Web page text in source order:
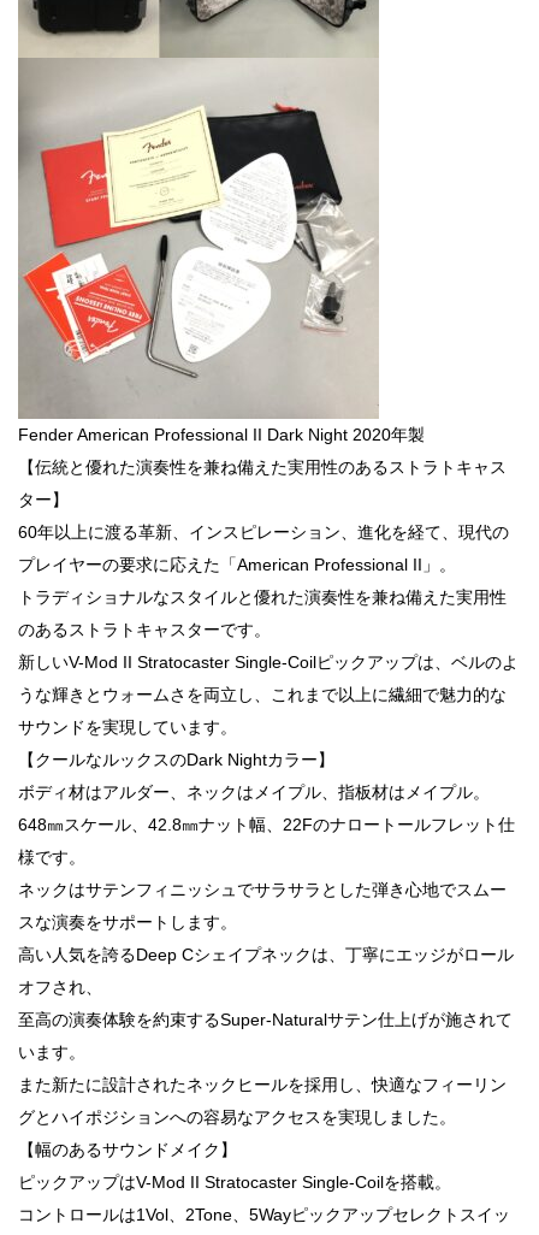
Fender American Professional II Dark Night 2020年製
【伝統と優れた演奏性を兼ね備えた実用性のあるストラトキャス
ター】
60年以上に渡る革新、インスピレーション、進化を経て、現代の
プレイヤーの要求に応えた「American Professional II」。
トラディショナルなスタイルと優れた演奏性を兼ね備えた実用性
のあるストラトキャスターです。
新しいV-Mod II Stratocaster Single-Coilピックアップは、ベルのよ
うな輝きとウォームさを両立し、これまで以上に繊細で魅力的な
サウンドを実現しています。
【クールなルックスのDark Nightカラー】
ボディ材はアルダー、ネックはメイプル、指板材はメイプル。
648㎜スケール、42.8㎜ナット幅、22Fのナロートールフレット仕
様です。
ネックはサテンフィニッシュでサラサラとした弾き心地でスムー
スな演奏をサポートします。
高い人気を誇るDeep Cシェイプネックは、丁寧にエッジがロール
オフされ、
至高の演奏体験を約束するSuper-Naturalサテン仕上げが施されて
います。
また新たに設計されたネックヒールを採用し、快適なフィーリン
グとハイポジションへの容易なアクセスを実現しました。
【幅のあるサウンドメイク】
ピックアップはV-Mod II Stratocaster Single-Coilを搭載。
コントロールは1Vol、2Tone、5Wayピックアップセレクトスイッ